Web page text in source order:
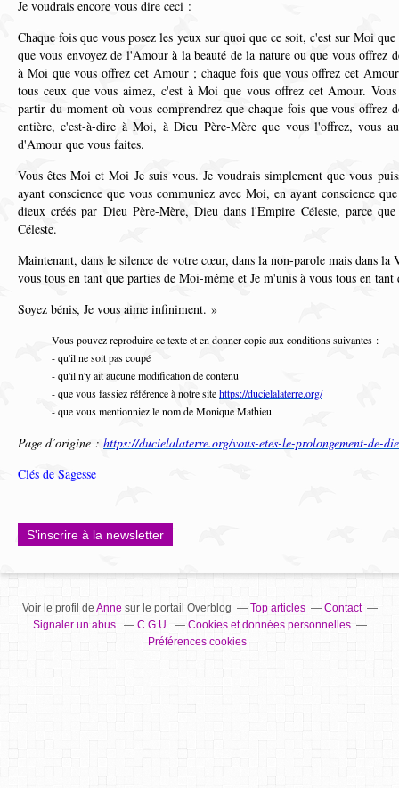
Je voudrais encore vous dire ceci :
Chaque fois que vous posez les yeux sur quoi que ce soit, c'est sur Moi
que vous envoyez de l'Amour à la beauté de la nature ou que vous offrez
à Moi que vous offrez cet Amour ; chaque fois que vous offrez cet
tous ceux que vous aimez, c'est à Moi que vous offrez cet Amour.
partir du moment où vous comprendrez que chaque fois que vous offrez
entière, c'est-à-dire à Moi, à Dieu Père-Mère que vous l'offrez, vous
d'Amour que vous faites.
Vous êtes Moi et Moi Je suis vous. Je voudrais simplement que vous
ayant conscience que vous communiez avec Moi, en ayant conscience
dieux créés par Dieu Père-Mère, Dieu dans l'Empire Céleste, parce
Céleste.
Maintenant, dans le silence de votre cœur, dans la non-parole mais dans la
vous tous en tant que parties de Moi-même et Je m'unis à vous tous en
Soyez bénis, Je vous aime infiniment. »
Vous pouvez reproduire ce texte et en donner copie aux conditions suivantes :
- qu'il ne soit pas coupé
- qu'il n'y ait aucune modification de contenu
- que vous fassiez référence à notre sitehttps://ducielalaterre.org/
- que vous mentionniez le nom de Monique Mathieu
Page d’origine : https://ducielalaterre.org/vous-etes-le-prolongement-de-
Clés de Sagesse
S'inscrire à la newsletter
Voir le profil de Annesur le portail Overblog Top articles
Contact
Signaler un abus
C.G.U.
Cookies et données personnelles
Préférences cookies